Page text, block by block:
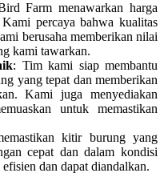
Farm menawarkan harga
percaya bahwa kualitas
berusaha memberikan nilai
kami tawarkan.
: Tim kami siap membantu
yang tepat dan memberikan
Kami juga menyediakan
untuk memastikan
kitir burung yang
cepat dan dalam kondisi
dan dapat diandalkan.